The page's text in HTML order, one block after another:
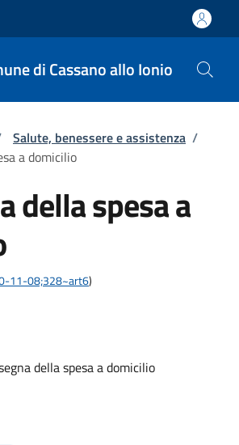
di Cassano allo Ionio
pane
Salute, benessere e assistenza /
a domicilio
della spesa a
11-08;328~art6)
della spesa a domicilio